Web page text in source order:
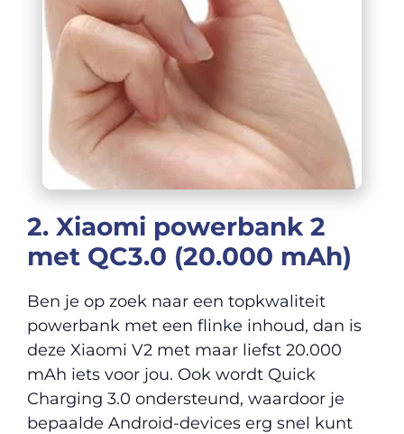
2. Xiaomi powerbank 2
met QC3.0 (20.000 mAh)
Ben je op zoek naar een topkwaliteit
powerbank met een flinke inhoud, dan is
deze Xiaomi V2 met maar liefst 20.000
mAh iets voor jou. Ook wordt Quick
Charging 3.0 ondersteund, waardoor je
bepaalde Android-devices erg snel kunt